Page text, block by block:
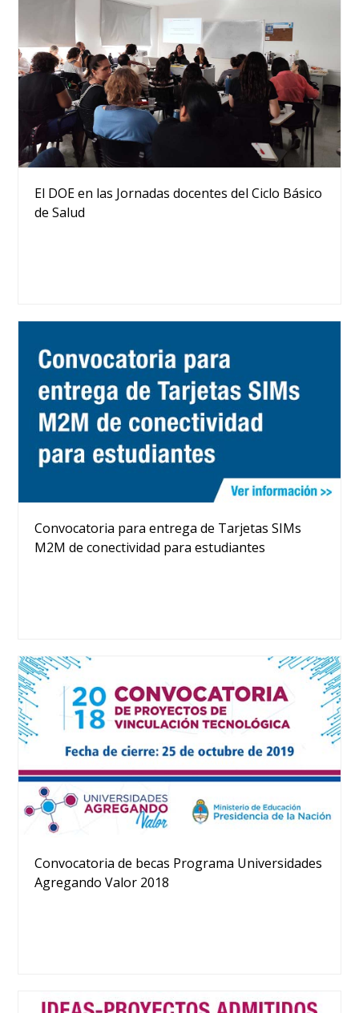
El DOE en las Jornadas docentes del Ciclo Básico
de Salud
Convocatoria para entrega de Tarjetas SIMs
M2M de conectividad para estudiantes
Convocatoria de becas Programa Universidades
Agregando Valor 2018